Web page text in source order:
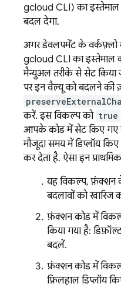
gcloud CLI) का
बदल देगा.
अगर डेवलपमेंट के वर्कफ़्लो
gcloud CLI का इस्तेमाल
मैन्युअल तरीके से सेट किया
पर इन वैल्यू को बदलने की
करें. इस विकल्प को true
आपके कोड में सेट किए गए
मौजूदा समय में डिप्लॉय
कर देता है. ऐसा इन
यह विकल्प, फ़ंक्शन
बदलावों को खारिज
फ़ंक्शन कोड में
किया गया है:
बदलें.
फ़ंक्शन कोड में
फ़िलहाल डिप्लॉय